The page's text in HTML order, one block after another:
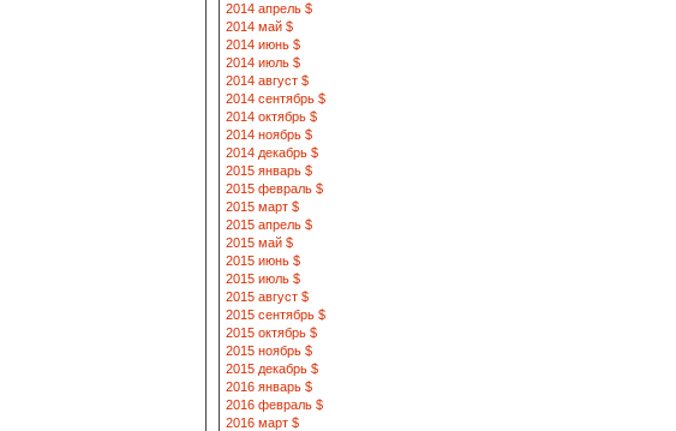
2014 апрель $
2014 май $
2014 июнь $
2014 июль $
2014 август $
2014 сентябрь $
2014 октябрь $
2014 ноябрь $
2014 декабрь $
2015 январь $
2015 февраль $
2015 март $
2015 апрель $
2015 май $
2015 июнь $
2015 июль $
2015 август $
2015 сентябрь $
2015 октябрь $
2015 ноябрь $
2015 декабрь $
2016 январь $
2016 февраль $
2016 март $